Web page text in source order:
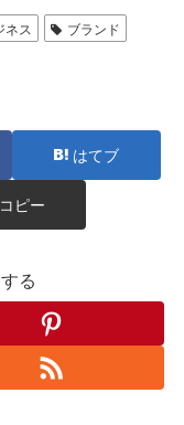
ネス
ブランド
はてブ
コピー
る